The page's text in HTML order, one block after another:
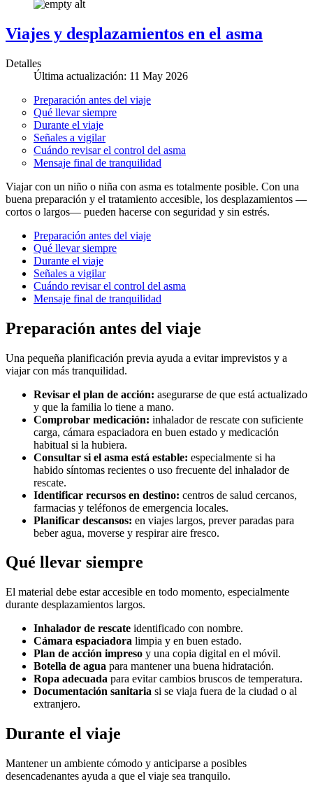
Viajes y desplazamientos en el asma
Detalles
Última actualización: 11 May 2026
Preparación antes del viaje
Qué llevar siempre
Durante el viaje
Señales a vigilar
Cuándo revisar el control del asma
Mensaje final de tranquilidad
Viajar con un niño o niña con asma es totalmente posible. Con una
buena preparación y el tratamiento accesible, los desplazamientos —
cortos o largos— pueden hacerse con seguridad y sin estrés.
Preparación antes del viaje
Qué llevar siempre
Durante el viaje
Señales a vigilar
Cuándo revisar el control del asma
Mensaje final de tranquilidad
Preparación antes del viaje
Una pequeña planificación previa ayuda a evitar imprevistos y a
viajar con más tranquilidad.
Revisar el plan de acción: asegurarse de que está actualizado
y que la familia lo tiene a mano.
Comprobar medicación: inhalador de rescate con suficiente
carga, cámara espaciadora en buen estado y medicación
habitual si la hubiera.
Consultar si el asma está estable: especialmente si ha
habido síntomas recientes o uso frecuente del inhalador de
rescate.
Identificar recursos en destino: centros de salud cercanos,
farmacias y teléfonos de emergencia locales.
Planificar descansos: en viajes largos, prever paradas para
beber agua, moverse y respirar aire fresco.
Qué llevar siempre
El material debe estar accesible en todo momento, especialmente
durante desplazamientos largos.
Inhalador de rescate identificado con nombre.
Cámara espaciadora limpia y en buen estado.
Plan de acción impreso y una copia digital en el móvil.
Botella de agua para mantener una buena hidratación.
Ropa adecuada para evitar cambios bruscos de temperatura.
Documentación sanitaria si se viaja fuera de la ciudad o al
extranjero.
Durante el viaje
Mantener un ambiente cómodo y anticiparse a posibles
desencadenantes ayuda a que el viaje sea tranquilo.